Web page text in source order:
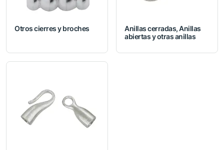
Otros cierres y broches
Anillas cerradas, Anillas
abiertas y otras anillas